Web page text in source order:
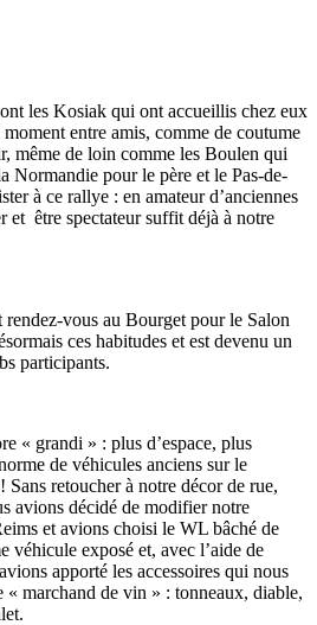
les Kosiak qui ont accueillis chez eux
entre amis, comme de coutume
même de loin comme les Boulen qui
Normandie pour le père et le Pas-de-
à ce rallye : en amateur d’anciennes
et être spectateur suffit déjà à notre
vous au Bourget pour le Salon
ces habitudes et est devenu un
participants.
« grandi » : plus d’espace, plus
de véhicules anciens sur le
retoucher à notre décor de rue,
avions décidé de modifier notre
et avions choisi le WL bâché de
véhicule exposé et, avec l’aide de
apporté les accessoires qui nous
« marchand de vin » : tonneaux, diable,